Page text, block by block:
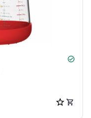
check_circle